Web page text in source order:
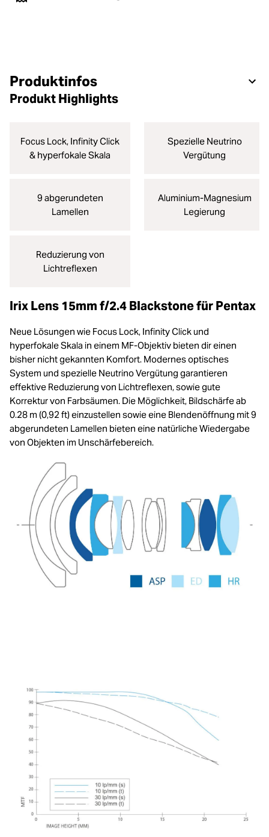
Produktinfos
Produkt Highlights
Focus Lock, Infinity Click
& hyperfokale Skala
Spezielle Neutrino
Vergütung
9 abgerundeten
Lamellen
Aluminium-Magnesium
Legierung
Reduzierung von
Lichtreflexen
Irix Lens 15mm f/2.4 Blackstone für Pentax
Neue Lösungen wie Focus Lock, Infinity Click und
hyperfokale Skala in einem MF-Objektiv bieten dir einen
bisher nicht gekannten Komfort. Modernes optisches
System und spezielle Neutrino Vergütung garantieren
effektive Reduzierung von Lichtreflexen, sowie gute
Korrektur von Farbsäumen. Die Möglichkeit, Bildschärfe ab
0.28 m (0,92 ft) einzustellen sowie eine Blendenöffnung mit 9
abgerundeten Lamellen bieten eine natürliche Wiedergabe
von Objekten im Unschärfebereich.